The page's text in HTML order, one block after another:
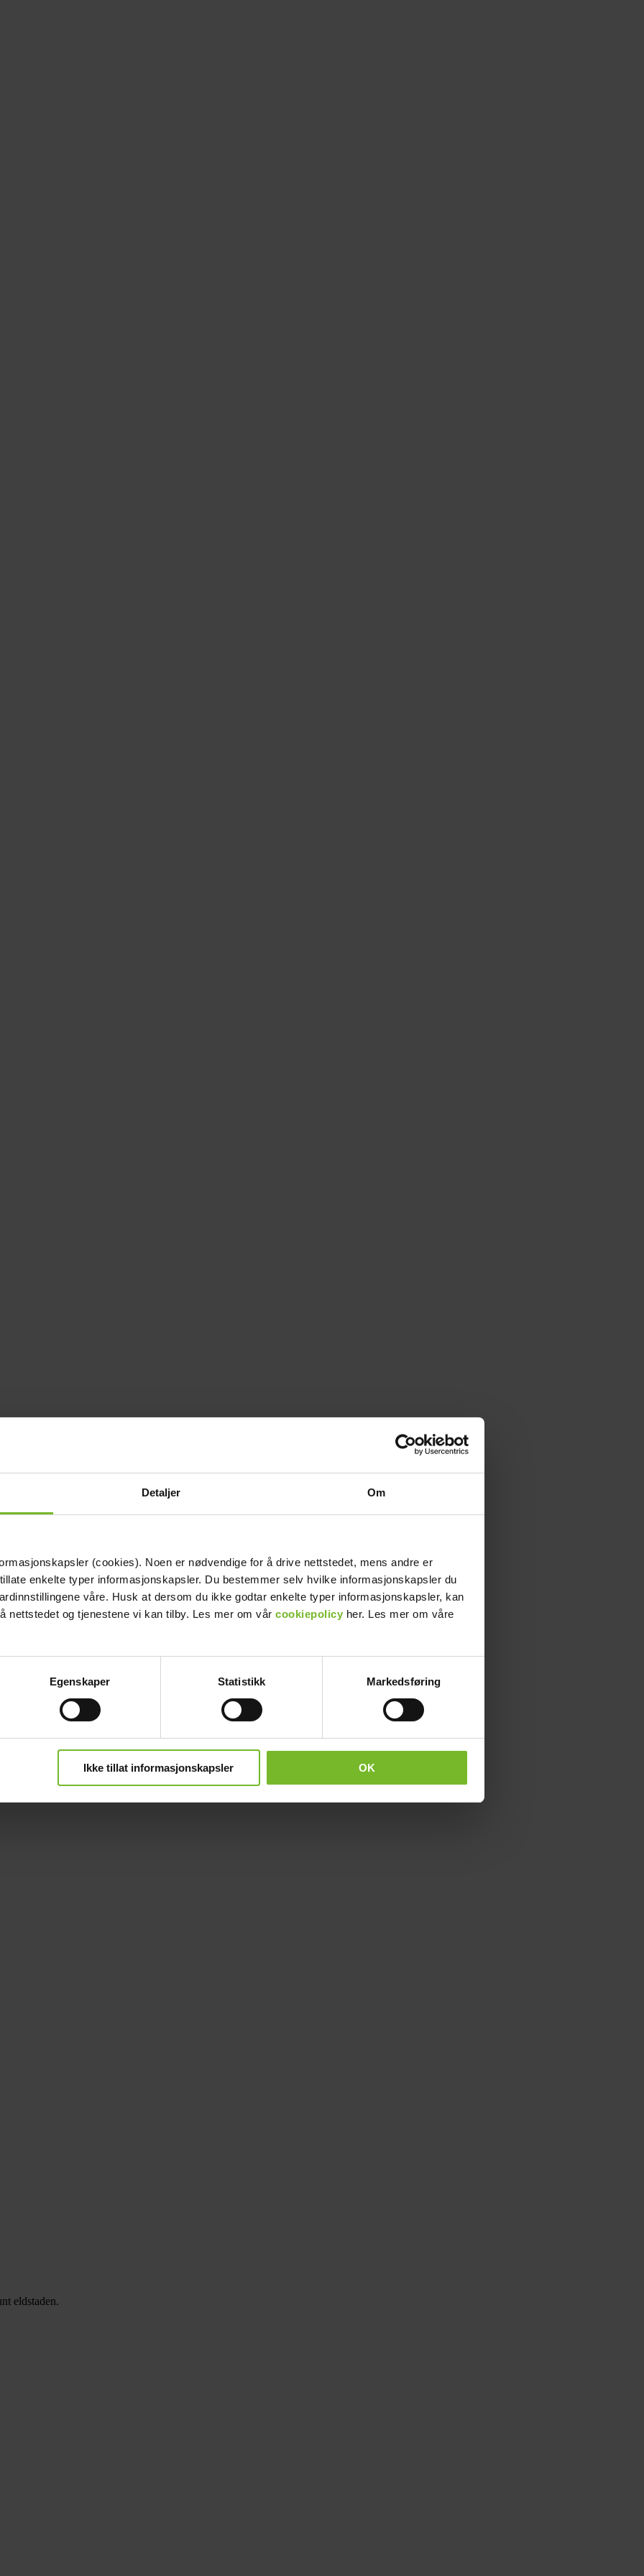
Detaljer Om
(cookies). Noen er nødvendige for å drive nettstedet, mens andre er
enkelte typer informasjonskapsler. Du bestemmer selv hvilke informasjonskapsler du
våre. Husk at dersom du ikke godtar enkelte typer informasjonskapsler, kan
nettstedet og tjenestene vi kan tilby. Les mer om vår cookiepolicy her. Les mer om våre
Egenskaper Statistikk Markedsføring
Ikke tillat informasjonskapsler OK
eldstaden.